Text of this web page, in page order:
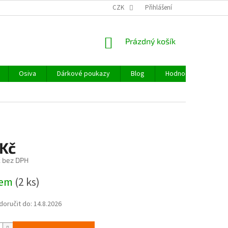
CZK Přihlášení
NÁKUPNÍ
Prázdný košík
Osiva Dárkové poukazy Blog
Hodnocení obchodu
bez DPH
(2 ks)
do: 14.8.2026